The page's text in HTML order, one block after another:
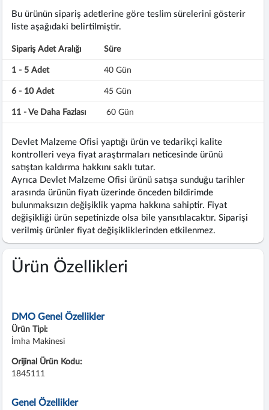
Bu ürünün sipariş adetlerine göre teslim sürelerini gösterir
liste aşağıdaki belirtilmiştir.
Sipariş Adet Aralığı Süre
1 - 5 Adet 40 Gün
6 - 10 Adet 45 Gün
11 - Ve Daha Fazlası 60 Gün
Devlet Malzeme Ofisi yaptığı ürün ve tedarikçi kalite
kontrolleri veya fiyat araştırmaları neticesinde ürünü
satıştan kaldırma hakkını saklı tutar.
Ayrıca Devlet Malzeme Ofisi ürünü satışa sunduğu tarihler
arasında ürünün fiyatı üzerinde önceden bildirimde
bulunmaksızın değişiklik yapma hakkına sahiptir. Fiyat
değişikliği ürün sepetinizde olsa bile yansıtılacaktır. Siparişi
verilmiş ürünler fiyat değişikliklerinden etkilenmez.
Ürün Özellikleri
DMO Genel Özellikler
Ürün Tipi:
İmha Makinesi
Orijinal Ürün Kodu:
1845111
Genel Özellikler